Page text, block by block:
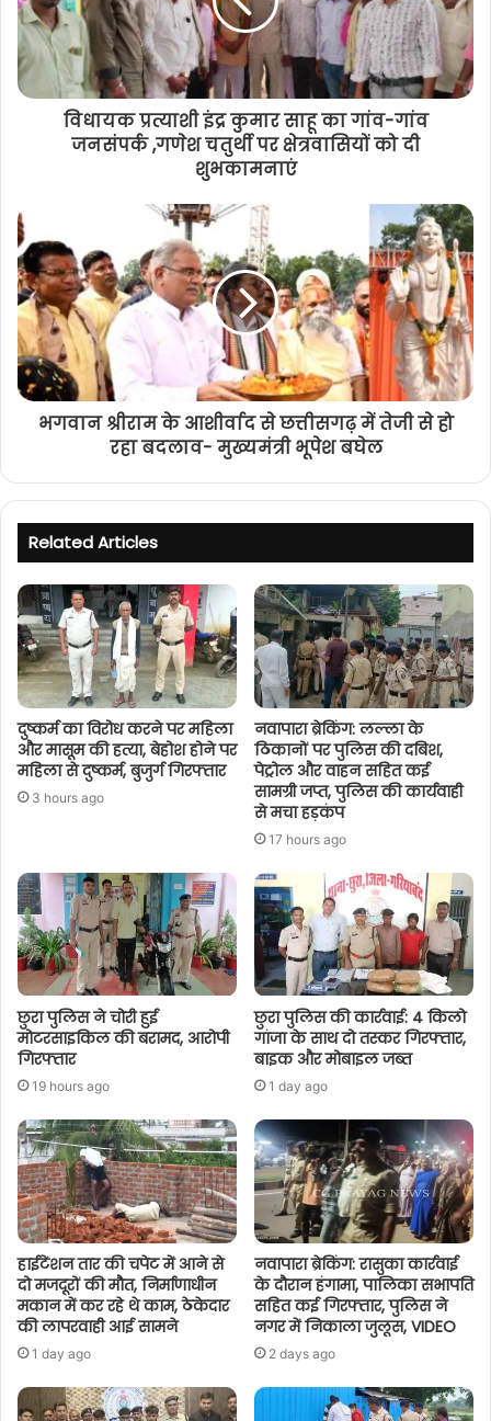
विधायक प्रत्याशी इंद्र कुमार साहू का गांव-गांव
जनसंपर्क ,गणेश चतुर्थी पर क्षेत्रवासियों को दी
शुभकामनाएं
भगवान श्रीराम के आशीर्वाद से छत्तीसगढ़ में तेजी से हो
रहा बदलाव- मुख्यमंत्री भूपेश बघेल
Related Articles
दुष्कर्म का विरोध करने पर महिला
और मासूम की हत्या, बेहोश होने पर
महिला से दुष्कर्म, बुजुर्ग गिरफ्तार
3 hours ago
नवापारा ब्रेकिंग: लल्ला के
ठिकानों पर पुलिस की दबिश,
पेट्रोल और वाहन सहित कई
सामग्री जप्त, पुलिस की कार्यवाही
से मचा हड़कंप
17 hours ago
छुरा पुलिस ने चोरी हुई
मोटरसाइकिल की बरामद, आरोपी
गिरफ्तार
19 hours ago
छुरा पुलिस की कार्रवाई: 4 किलो
गांजा के साथ दो तस्कर गिरफ्तार,
बाइक और मोबाइल जब्त
1 day ago
हाईटेंशन तार की चपेट में आने से
दो मजदूरों की मौत, निर्माणाधीन
मकान में कर रहे थे काम, ठेकेदार
की लापरवाही आई सामने
1 day ago
नवापारा ब्रेकिंग: रासुका कार्रवाई
के दौरान हंगामा, पालिका सभापति
सहित कई गिरफ्तार, पुलिस ने
नगर में निकाला जुलूस, VIDEO
2 days ago